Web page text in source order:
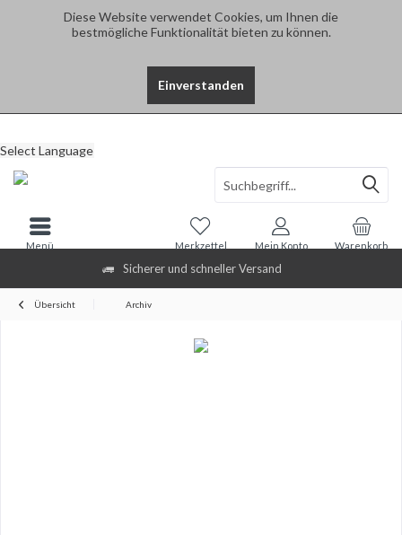
Diese Website verwendet Cookies, um Ihnen die
bestmögliche Funktionalität bieten zu können.
Einverstanden
Sicherer und schneller Versand
Select Language
Warenkorb
Merkzettel Mein Konto
Menü
Übersicht Archiv